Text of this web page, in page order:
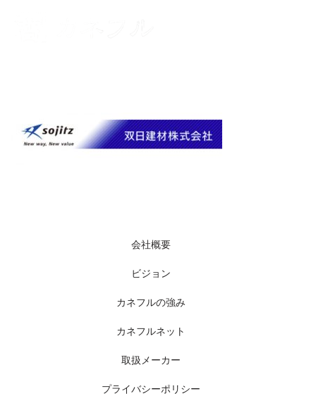
会社概要
ビジョン
カネフルの強み
カネフルネット
取扱メーカー
プライバシーポリシー